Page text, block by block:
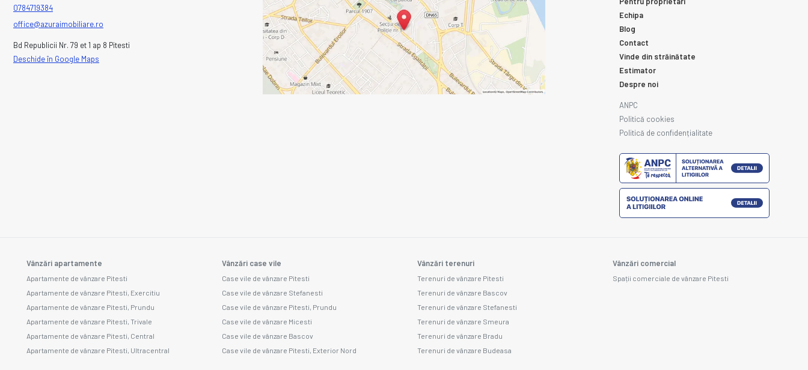
0784719384
office@azuraimobiliare.ro
Bd Republicii Nr. 79 et 1 ap 8 Pitesti
Deschide în Google Maps
Echipa
Blog
Contact
Vinde din străinătate
Estimator
Despre noi
ANPC
Politică cookies
Politică de confidențialitate
Vânzări apartamente
Apartamente de vânzare Pitesti
Apartamente de vânzare Pitesti, Exercitiu
Apartamente de vânzare Pitesti, Prundu
Apartamente de vânzare Pitesti, Trivale
Apartamente de vânzare Pitesti, Central
Apartamente de vânzare Pitesti, Ultracentral
Vânzări case vile
Case vile de vânzare Pitesti
Case vile de vânzare Stefanesti
Case vile de vânzare Pitesti, Prundu
Case vile de vânzare Micesti
Case vile de vânzare Bascov
Case vile de vânzare Pitesti, Exterior Nord
Vânzări terenuri
Terenuri de vânzare Pitesti
Terenuri de vânzare Bascov
Terenuri de vânzare Stefanesti
Terenuri de vânzare Smeura
Terenuri de vânzare Bradu
Terenuri de vânzare Budeasa
Vânzări comercial
Spații comerciale de vânzare Pitesti